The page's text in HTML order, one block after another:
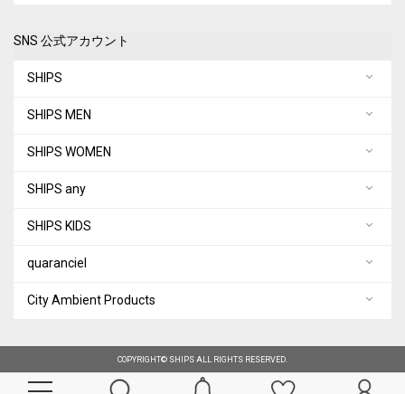
SNS 公式アカウント
SHIPS
SHIPS MEN
SHIPS WOMEN
SHIPS any
SHIPS KIDS
quaranciel
City Ambient Products
COPYRIGHT© SHIPS ALL RIGHTS RESERVED.